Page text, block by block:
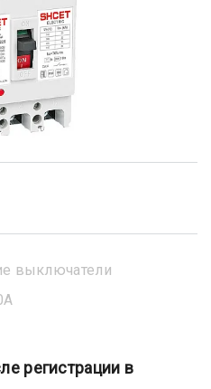
выключатели
регистрации в